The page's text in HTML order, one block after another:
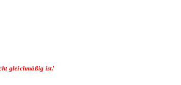
gleichmäßig ist!